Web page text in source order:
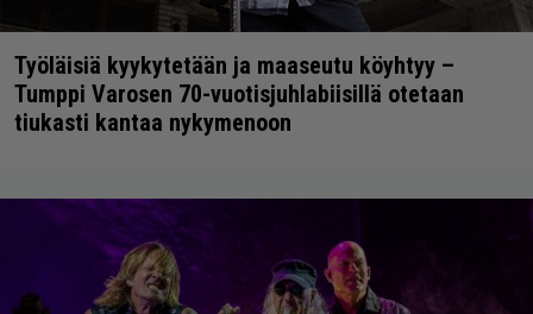
Työläisiä kyykytetään ja maaseutu köyhtyy –
Tumppi Varosen 70-vuotisjuhlabiisillä otetaan
tiukasti kantaa nykymenoon